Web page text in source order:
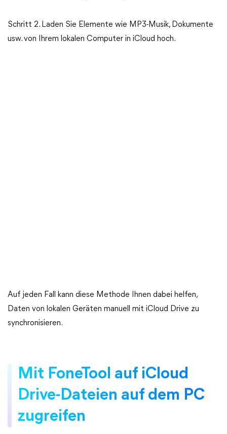
Schritt 2. Laden Sie Elemente wie MP3-Musik, Dokumente
usw. von Ihrem lokalen Computer in iCloud hoch.
Auf jeden Fall kann diese Methode Ihnen dabei helfen,
Daten von lokalen Geräten manuell mit iCloud Drive zu
synchronisieren.
Mit FoneTool auf iCloud
Drive-Dateien auf dem PC
zugreifen